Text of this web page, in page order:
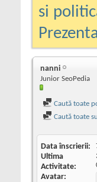
si
nanni
Junior SeoPedia
Caută toate
Caută toate
Data înscrierii
Ultima
Activitate
Avatar